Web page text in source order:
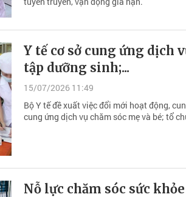
Y tế cơ sở cung ứng dịch
tập dưỡng sinh;...
15/07/2026 11:49
Bộ Y tế đề xuất việc đổi mới hoạt động,
cung ứng dịch vụ chăm sóc mẹ và bé; tổ
Nỗ lực chăm sóc sức